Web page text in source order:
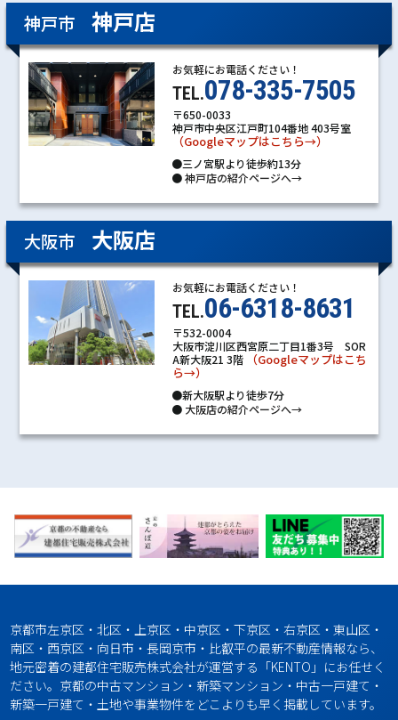
神戸市 神戸店
お気軽にお電話ください！
TEL.078-335-7505
〒650-0033
神戸市中央区江戸町104番地 403号室
（Googleマップはこちら→）
●三ノ宮駅より徒歩約13分
●神戸店の紹介ページへ→
大阪市 大阪店
お気軽にお電話ください！
TEL.06-6318-8631
〒532-0004
大阪市淀川区西宮原二丁目1番3号 SOR
A新大阪21 3階
（Googleマップはこち
ら→）
●新大阪駅より徒歩7分
●大阪店の紹介ページへ→
京都市左京区・北区・上京区・中京区・下京区・右京区・東山区・
南区・西京区・向日市・長岡京市・比叡平の最新不動産情報なら、
地元密着の建都住宅販売株式会社が運営する「KENTO」にお任せく
ださい。京都の中古マンション・新築マンション・中古一戸建て・
新築一戸建て・土地や事業物件をどこよりも早く掲載しています。